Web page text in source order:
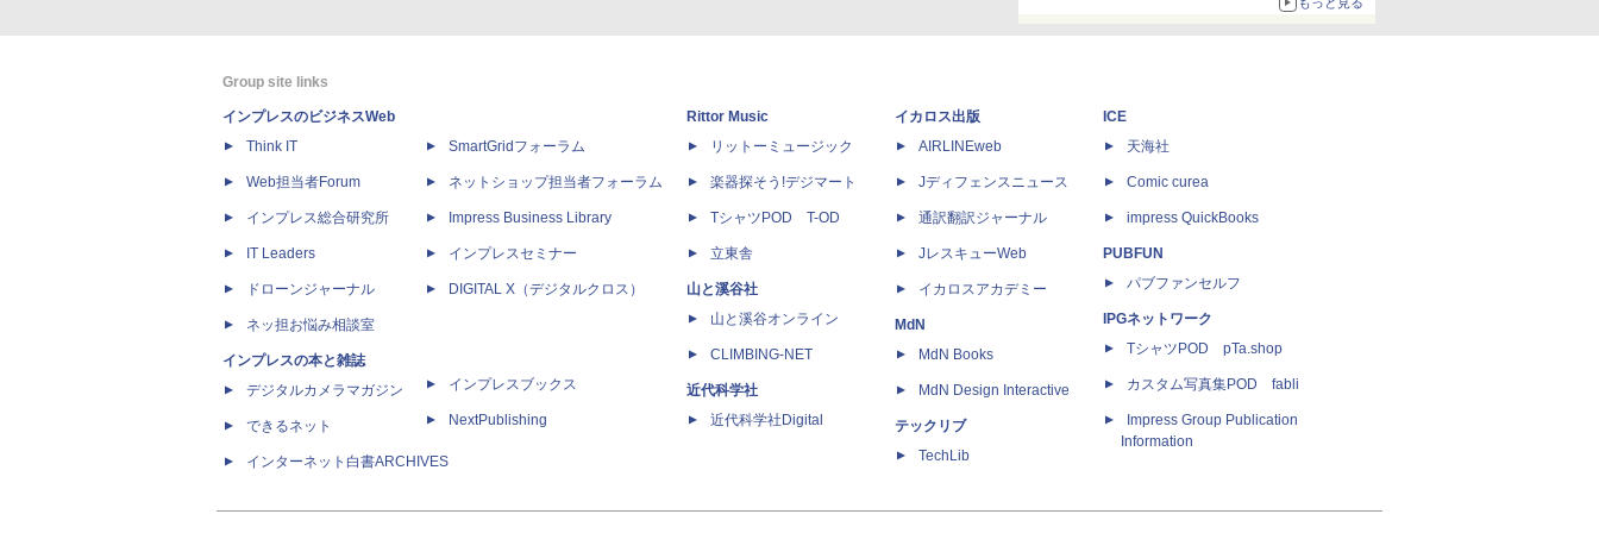
Group site links
インプレスのビジネスWeb
Think IT
Web担当者Forum
インプレス総合研究所
IT Leaders
ドローンジャーナル
ネッ担お悩み相談室
インプレスの本と雑誌
デジタルカメラマガジン
できるネット
インターネット白書ARCHIVES
SmartGridフォーラム
ネットショップ担当者フォーラム
Impress Business Library
インプレスセミナー
DIGITAL X（デジタルクロス）
インプレスブックス
NextPublishing
Rittor Music
リットーミュージック
楽器探そう!デジマート
TシャツPOD T-OD
立東舎
山と溪谷社
山と溪谷オンライン
CLIMBING-NET
近代科学社
近代科学社Digital
イカロス出版
AIRLINEweb
Jディフェンスニュース
通訳翻訳ジャーナル
JレスキューWeb
イカロスアカデミー
MdN
MdN Books
MdN Design Interactive
テックリブ
TechLib
ICE
天海社
Comic curea
impress QuickBooks
PUBFUN
パブファンセルフ
IPGネットワーク
TシャツPOD pTa.shop
カスタム写真集POD fabli
Impress Group Publication
Information